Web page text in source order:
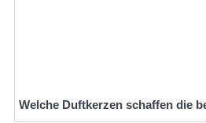
Welche Duftkerzen schaffen die